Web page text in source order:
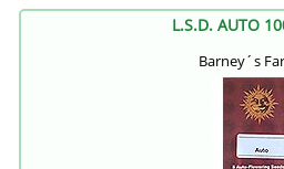
L.S.D. AUTO
Barney´s